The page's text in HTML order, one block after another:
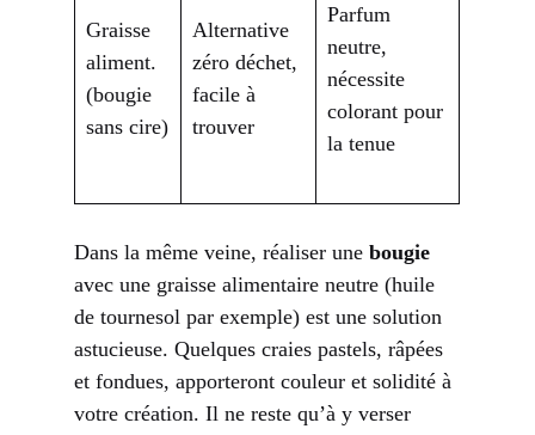
Graisse
aliment.
(bougie
sans cire)
Alternative
zéro déchet,
facile à
trouver
Parfum
neutre,
nécessite
colorant pour
la tenue
Dans la même veine, réaliser unebougie
avec une graisse alimentaire neutre (huile
de tournesol par exemple) est une solution
astucieuse. Quelques craies pastels, râpées
et fondues, apporteront couleur et solidité à
votre création. Il ne reste qu’à y verser